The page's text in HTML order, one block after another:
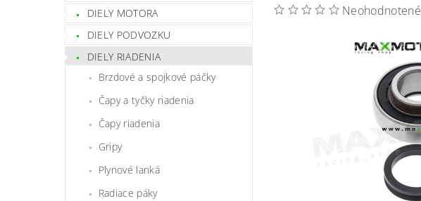
DIELY MOTORA
DIELY PODVOZKU
DIELY RIADENIA
Brzdové a spojkové páčky
Čapy a tyčky riadenia
Čapy riadenia
Gripy
Plynové lanká
Radiace páky
Neohodnotené